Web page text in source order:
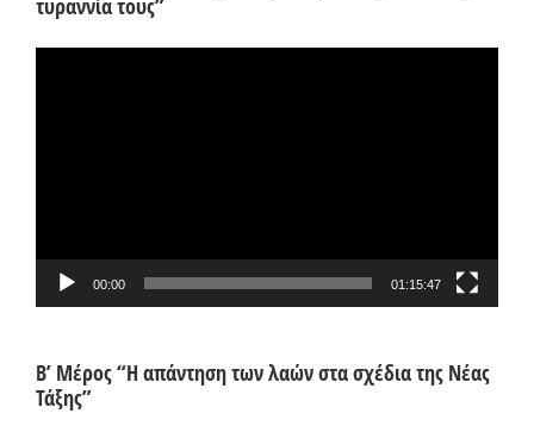
τυραννία τους”
00:00 01:15:47
Β’ Μέρος “Η απάντηση των λαών στα σχέδια της Νέας
Τάξης”